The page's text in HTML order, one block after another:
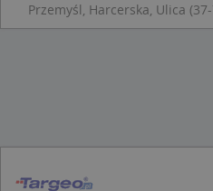
Przemyśl, Harcerska, Ulica
CookieScriptConsent